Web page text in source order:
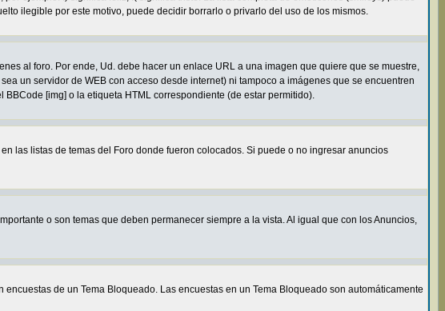
ilegible por este motivo, puede decidir borrarlo o privarlo del uso de los mismos.
al foro. Por ende, Ud. debe hacer un enlace URL a una imagen que quiere que se muestre,
un servidor de WEB con acceso desde internet) ni tampoco a imágenes que se encuentren
[img] o la etiqueta HTML correspondiente (de estar permitido).
las listas de temas del Foro donde fueron colocados. Si puede o no ingresar anuncios
o son temas que deben permanecer siempre a la vista. Al igual que con los Anuncios,
de un Tema Bloqueado. Las encuestas en un Tema Bloqueado son automáticamente